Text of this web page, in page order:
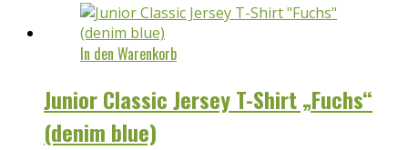
In den Warenkorb
Junior Classic Jersey T-Shirt „Fuchs“
(denim blue)